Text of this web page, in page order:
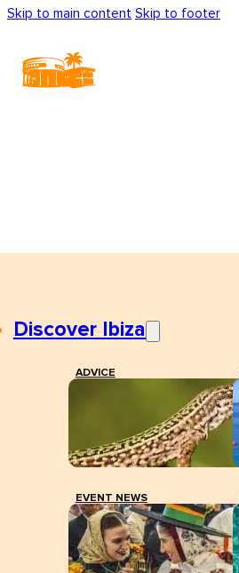
Skip to main content Skip to footer
Discover Ibiza
ADVICE
EVENT NEWS